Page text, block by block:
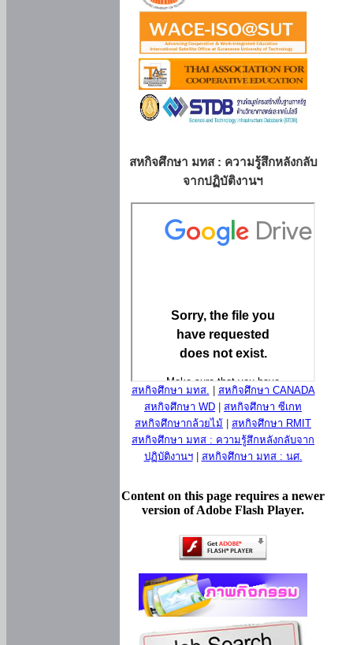
สหกิจศึกษา มทส : ความรู้สึกหลังกลับ
จากปฏิบัติงานฯ
สหกิจศึกษา มทส.
สหกิจศึกษา CANADA
สหกิจศึกษา WD
สหกิจศึกษา ซีเกท
สหกิจศึกษากล้วยไม้
สหกิจศึกษา RMIT
สหกิจศึกษา มทส : ความรู้สึกหลังกลับจาก
ปฏิบัติงานฯ| สหกิจศึกษา มทส : นศ.
Content on this page requires a newer
version of Adobe Flash Player.